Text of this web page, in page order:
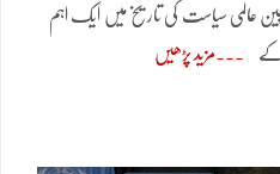
چین عالمی سیاست کی تاریخ میں ایک اہم
کے مزید پڑھیں